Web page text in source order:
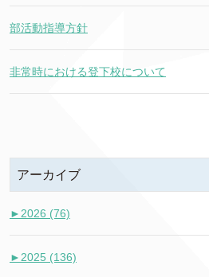
部活動指導方針
非常時における登下校について
アーカイブ
► 2026 (76)
► 2025 (136)